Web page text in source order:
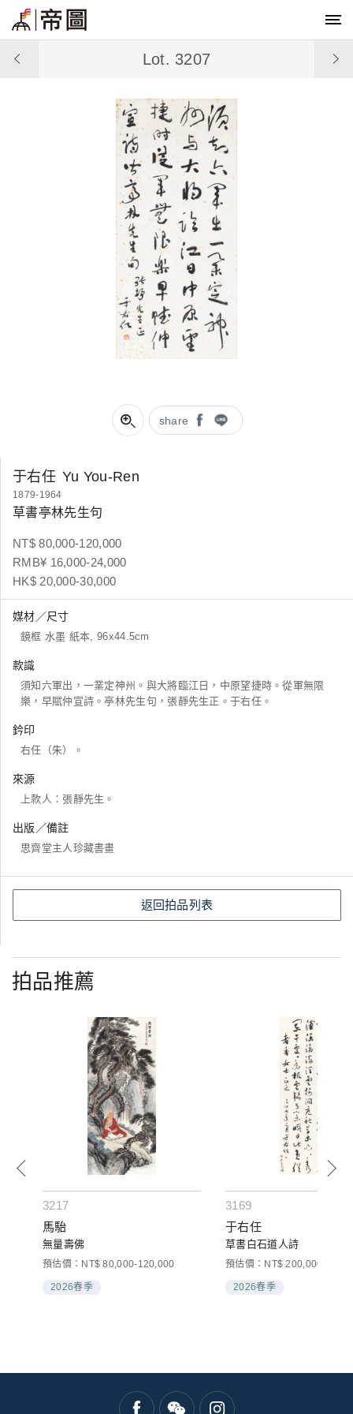
share
Lot. 3207
于右任 Yu You-Ren
1879-1964
草書亭林先生句
NT$ 80,000-120,000
RMB¥ 16,000-24,000
HK$ 20,000-30,000
媒材／尺寸
鏡框 水墨 紙本, 96x44.5cm
款識
須知六軍出，一業定神州。與大將臨江日，中原望捷時。從軍無限
樂，早賦仲宣詩。亭林先生句，張靜先生正。于右任。
鈐印
右任（朱）。
來源
上款人：張靜先生。
出版／備註
思齊堂主人珍藏書畫
返回拍品列表
拍品推薦
3217
馬駘
無量壽佛
預估價：NT$ 80,000-120,000
2026春季
3169
于右任
草書白石道人詩
預估價：NT$ 200,000-
2026春季